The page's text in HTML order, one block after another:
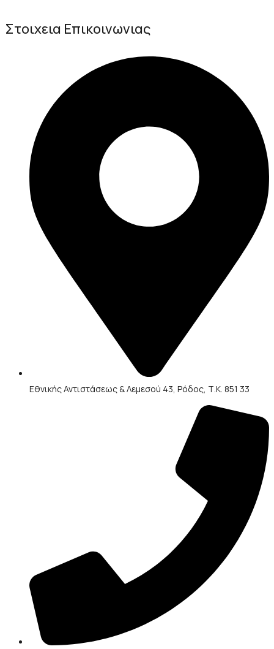
Στοιχεια Επικοινωνιας
Εθνικής Αντιστάσεως & Λεμεσού 43, Ρόδος, Τ.Κ. 851 33